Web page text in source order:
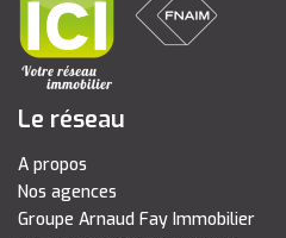
Le réseau
A propos
Nos agences
Groupe Arnaud Fay Immobilier